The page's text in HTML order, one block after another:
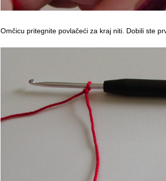
Omčicu pritegnite povlačeći za kraj niti. Dobili ste